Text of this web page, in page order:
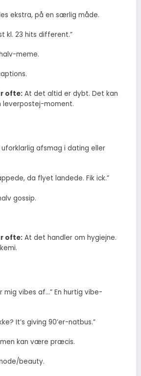
ekstra, på en særlig måde.
kl. 23 hits different.”
meme.
ofte: At det altid er dybt. Det kan
moment.
uforklarlig afsmag i dating eller
da flyet landede. Fik ick.”
gossip.
ofte: At det handler om hygiejne.
mig vibes af…” En hurtig vibe-
It’s giving 90’er-natbus.”
kan være præcis.
beauty.